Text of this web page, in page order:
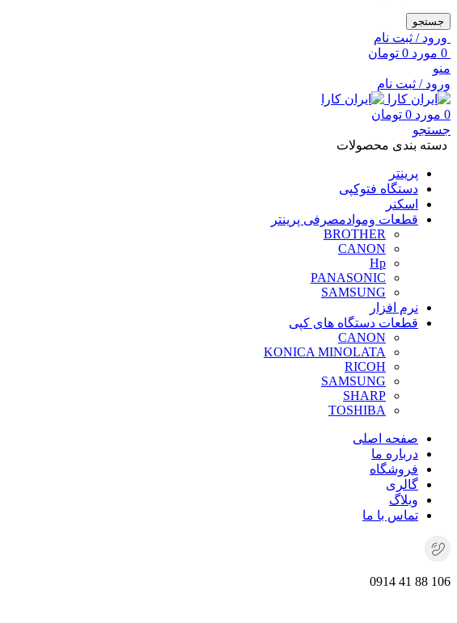
جستجو
ورود / ثبت نام
0 مورد 0 تومان
منو
ورود / ثبت نام
0 مورد 0 تومان
جستجو
دسته بندی محصولات
پرینتر
دستگاه فتوکپی
اسکنر
قطعات وموادمصرفی پرینتر
BROTHER
CANON
Hp
PANASONIC
SAMSUNG
نرم افزار
قطعات دستگاه های کپی
CANON
KONICA MINOLATA
RICOH
SAMSUNG
SHARP
TOSHIBA
صفحه اصلی
درباره ما
فروشگاه
گالری
وبلاگ
تماس با ما
106 88 41 0914